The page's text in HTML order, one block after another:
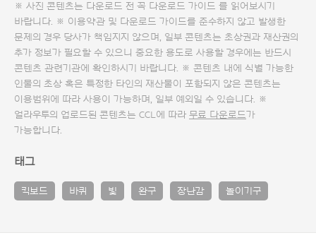
※ 사진 콘텐츠는 다운로드 전 꼭 다운로드 가이드 를 읽어보시기
바랍니다. ※ 이용약관 및 다운로드 가이드를 준수하지 않고 발생한
문제의 경우 당사가 책임지지 않으며, 일부 콘텐츠는 초상권과 재산권의
추가 정보가 필요할 수 있으니 중요한 용도로 사용할 경우에는 반드시
콘텐츠 관련기관에 확인하시기 바랍니다. ※ 콘텐츠 내에 식별 가능한
인물의 초상 혹은 특정한 타인의 재산물이 포함되지 않은 콘텐츠는
이용범위에 따라 사용이 가능하며, 일부 예외일 수 있습니다. ※
얼라우투의 업로드된 콘텐츠는 CCL에 따라 무료 다운로드가
가능합니다.
태그
킥보드 바퀴 빛 완구 장난감 놀이기구